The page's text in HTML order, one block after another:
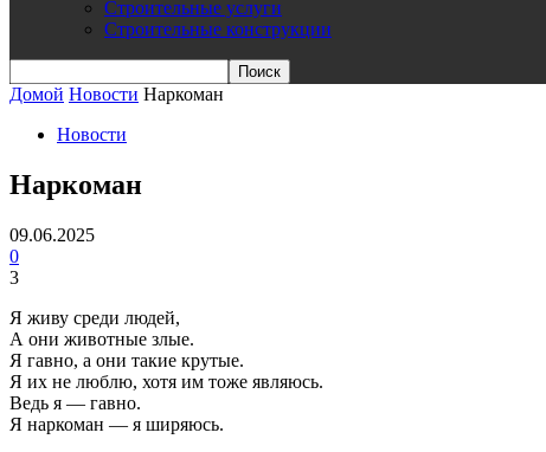
Строительные услуги
Строительные конструкции
Домой Новости Наркоман
Новости
Наркоман
09.06.2025
0
3
Я живу среди людей,
А они животные злые.
Я гавно, а они такие крутые.
Я их не люблю, хотя им тоже являюсь.
Ведь я — гавно.
Я наркоман — я ширяюсь.